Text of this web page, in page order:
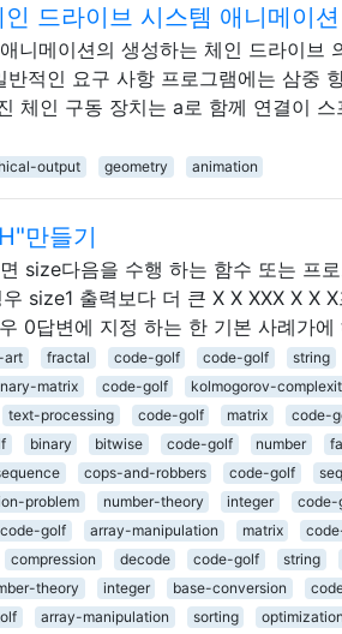
드라이브 시스템 애니메이션
니메이션의 생성하는 체인 드라이브
적인 요구 사항 프로그램에는 삼중
체인 구동 장치는 a로 함께 연결이
output geometry animation
만들기
size다음을 수행 하는 함수 또는 프
size1 출력보다 더 큰 X X XXX X X
0답변에 지정 하는 한 기본 사례가
art fractal code-golf code-golf string
matrix code-golf kolmogorov-
text-processing code-golf matrix code-
binary bitwise code-golf number
cops-and-robbers code-golf
problem number-theory integer code-
code-golf array-manipulation matrix
compression decode code-golf string
theory integer base-conversion
array-manipulation sorting optimization